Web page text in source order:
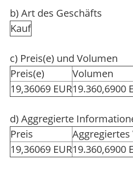
b) Art des Geschäfts
Kauf
c) Preis(e) und Volumen
Preis(e)
Volumen
19,36069 EUR19.360,6900
d) Aggregierte
Preis
19,36069 EUR19.360,6900